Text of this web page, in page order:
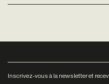
Inscrivez-vous à la newsletter et